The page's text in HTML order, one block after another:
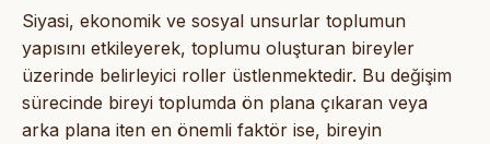
Siyasi, ekonomik ve sosyal unsurlar toplumun
yapısını etkileyerek, toplumu oluşturan bireyler
üzerinde belirleyici roller üstlenmektedir. Bu değişim
sürecinde bireyi toplumda ön plana çıkaran veya
arka plana iten en önemli faktör ise, bireyin